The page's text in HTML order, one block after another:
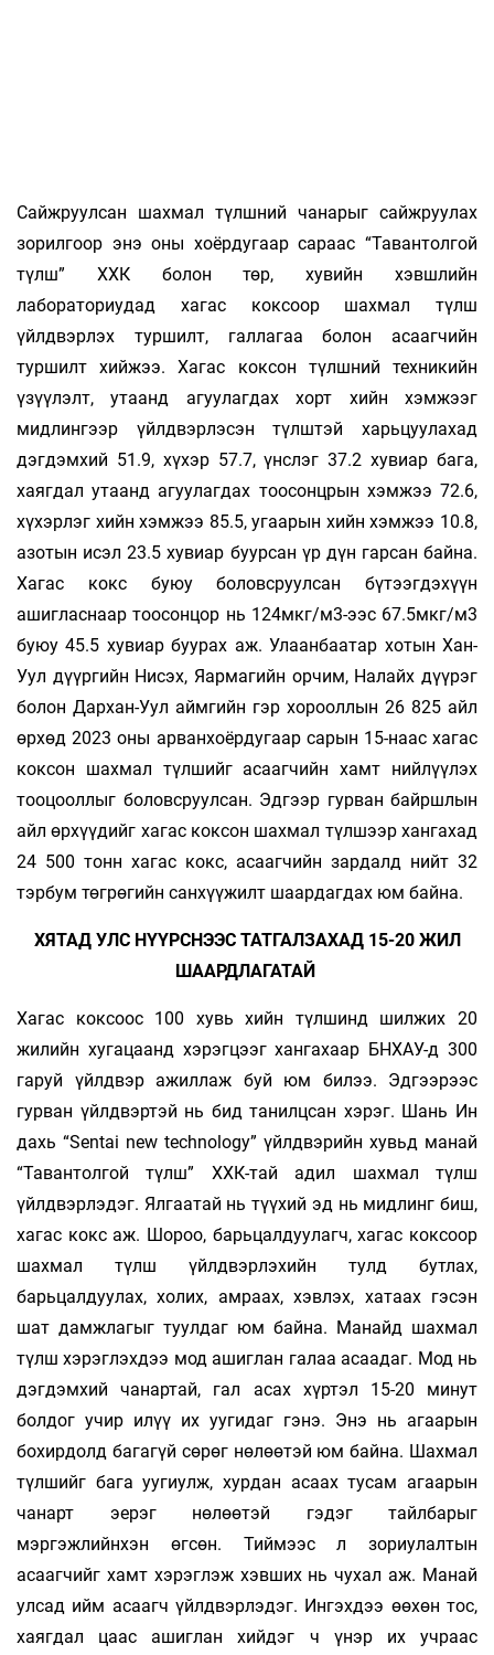
Сайжруулсан шахмал түлшний чанарыг сайжруулах
зорилгоор энэ оны хоёрдугаар сараас “Тавантолгой
түлш” ХХК болон төр, хувийн хэвшлийн
лабораториудад хагас коксоор шахмал түлш
үйлдвэрлэх туршилт, галлагаа болон асаагчийн
туршилт хийжээ. Хагас коксон түлшний техникийн
үзүүлэлт, утаанд агуулагдах хорт хийн хэмжээг
мидлингээр үйлдвэрлэсэн түлштэй харьцуулахад
дэгдэмхий 51.9, хүхэр 57.7, үнслэг 37.2 хувиар бага,
хаягдал утаанд агуулагдах тоосонцрын хэмжээ 72.6,
хүхэрлэг хийн хэмжээ 85.5, угаарын хийн хэмжээ 10.8,
азотын исэл 23.5 хувиар буурсан үр дүн гарсан байна.
Хагас кокс буюу боловсруулсан бүтээгдэхүүн
ашигласнаар тоосонцор нь 124мкг/м3-ээс 67.5мкг/м3
буюу 45.5 хувиар буурах аж. Улаанбаатар хотын Хан-
Уул дүүргийн Нисэх, Яармагийн орчим, Налайх дүүрэг
болон Дархан-Уул аймгийн гэр хорооллын 26 825 айл
өрхөд 2023 оны арванхоёрдугаар сарын 15-наас хагас
коксон шахмал түлшийг асаагчийн хамт нийлүүлэх
тооцооллыг боловсруулсан. Эдгээр гурван байршлын
айл өрхүүдийг хагас коксон шахмал түлшээр хангахад
24 500 тонн хагас кокс, асаагчийн зардалд нийт 32
тэрбум төгрөгийн санхүүжилт шаардагдах юм байна.
ХЯТАД УЛС НҮҮРСНЭЭС ТАТГАЛЗАХАД 15-20 ЖИЛ
ШААРДЛАГАТАЙ
Хагас коксоос 100 хувь хийн түлшинд шилжих 20
жилийн хугацаанд хэрэгцээг хангахаар БНХАУ-д 300
гаруй үйлдвэр ажиллаж буй юм билээ. Эдгээрээс
гурван үйлдвэртэй нь бид танилцсан хэрэг. Шань Ин
дахь “Sentai new technology” үйлдвэрийн хувьд манай
“Тавантолгой түлш” ХХК-тай адил шахмал түлш
үйлдвэрлэдэг. Ялгаатай нь түүхий эд нь мидлинг биш,
хагас кокс аж. Шороо, барьцалдуулагч, хагас коксоор
шахмал түлш үйлдвэрлэхийн тулд бутлах,
барьцалдуулах, холих, амраах, хэвлэх, хатаах гэсэн
шат дамжлагыг туулдаг юм байна. Манайд шахмал
түлш хэрэглэхдээ мод ашиглан галаа асаадаг. Мод нь
дэгдэмхий чанартай, гал асах хүртэл 15-20 минут
болдог учир илүү их уугидаг гэнэ. Энэ нь агаарын
бохирдолд багагүй сөрөг нөлөөтэй юм байна. Шахмал
түлшийг бага уугиулж, хурдан асаах тусам агаарын
чанарт эерэг нөлөөтэй гэдэг тайлбарыг
мэргэжлийнхэн өгсөн. Тиймээс л зориулалтын
асаагчийг хамт хэрэглэж хэвших нь чухал аж. Манай
улсад ийм асаагч үйлдвэрлэдэг. Ингэхдээ өөхөн тос,
хаягдал цаас ашиглан хийдэг ч үнэр их учраас